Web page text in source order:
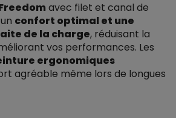
avec filet et canal de
confort optimal et une
de la charge, réduisant la
vos performances. Les
ergonomiques
agréable même lors de longues